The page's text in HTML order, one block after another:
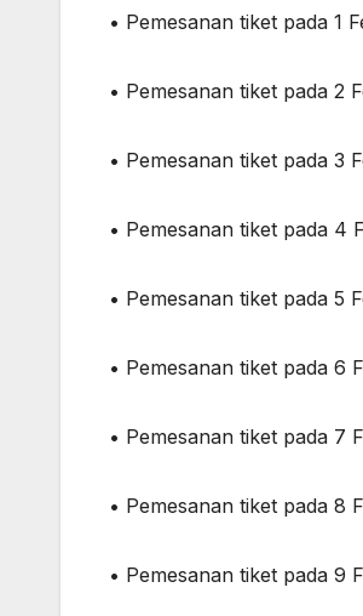
• Pemesanan tiket pada 1
• Pemesanan tiket pada 2
• Pemesanan tiket pada 3
• Pemesanan tiket pada 4
• Pemesanan tiket pada 5
• Pemesanan tiket pada 6
• Pemesanan tiket pada 7
• Pemesanan tiket pada 8
• Pemesanan tiket pada 9